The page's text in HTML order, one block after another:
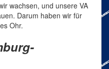
wachsen, und unsere VA
Darum haben wir für
Ohr.